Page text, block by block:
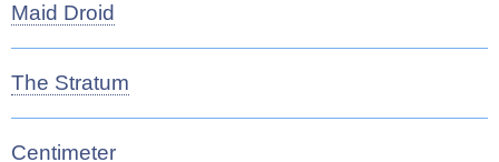
Maid Droid
The Stratum
Centimeter